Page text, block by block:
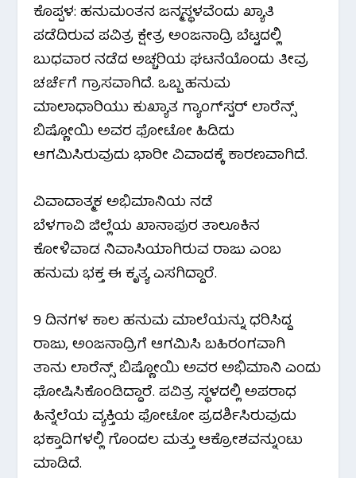
b
o
o
k
t
e
r
s
A
p
p
g
r
a
m
e
ಕೊಪ್ಪಳ: ಹನುಮಂತನ ಜನ್ಮಸ್ಥಳವೆಂದು ಖ್ಯಾತಿ
ಪಡೆದಿರುವ ಪವಿತ್ರ ಕ್ಷೇತ್ರ ಅಂಜನಾದ್ರಿ ಬೆಟ್ಟದಲ್ಲಿ
ಬುಧವಾರ ನಡೆದ ಅಚ್ಚರಿಯ ಘಟನೆಯೊಂದು ತೀವ್ರ
ಚರ್ಚೆಗೆ ಗ್ರಾಸವಾಗಿದೆ. ಒಬ್ಬ ಹನುಮ
ಮಾಲಾಧಾರಿಯು ಕುಖ್ಯಾತ ಗ್ಯಾಂಗ್‌ಸ್ಟರ್ ಲಾರೆನ್ಸ್
ಬಿಷ್ಣೋಯಿ ಅವರ ಫೋಟೋ ಹಿಡಿದು
ಆಗಮಿಸಿರುವುದು ಭಾರೀ ವಿವಾದಕ್ಕೆ ಕಾರಣವಾಗಿದೆ.
ವಿವಾದಾತ್ಮಕ ಅಭಿಮಾನಿಯ ನಡೆ
ಬೆಳಗಾವಿ ಜಿಲ್ಲೆಯ ಖಾನಾಪುರ ತಾಲೂಕಿನ
ಕೋಳಿವಾಡ ನಿವಾಸಿಯಾಗಿರುವ ರಾಜು ಎಂಬ
ಹನುಮ ಭಕ್ತ ಈ ಕೃತ್ಯ ಎಸಗಿದ್ದಾರೆ.
9 ದಿನಗಳ ಕಾಲ ಹನುಮ ಮಾಲೆಯನ್ನು ಧರಿಸಿದ್ದ
ರಾಜು, ಅಂಜನಾದ್ರಿಗೆ ಆಗಮಿಸಿ ಬಹಿರಂಗವಾಗಿ
ತಾನು ಲಾರೆನ್ಸ್ ಬಿಷ್ಣೋಯಿ ಅವರ ಅಭಿಮಾನಿ ಎಂದು
ಘೋಷಿಸಿಕೊಂಡಿದ್ದಾರೆ. ಪವಿತ್ರ ಸ್ಥಳದಲ್ಲಿ ಅಪರಾಧ
ಹಿನ್ನೆಲೆಯ ವ್ಯಕ್ತಿಯ ಫೋಟೋ ಪ್ರದರ್ಶಿಸಿರುವುದು
ಭಕ್ತಾದಿಗಳಲ್ಲಿ ಗೊಂದಲ ಮತ್ತು ಆಕ್ರೋಶವನ್ನುಂಟು
ಮಾಡಿದೆ.